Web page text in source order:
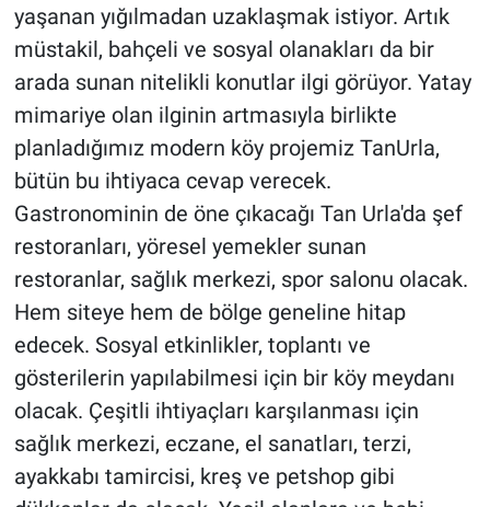
yaşanan yığılmadan uzaklaşmak istiyor. Artık
müstakil, bahçeli ve sosyal olanakları da bir
arada sunan nitelikli konutlar ilgi görüyor. Yatay
mimariye olan ilginin artmasıyla birlikte
planladığımız modern köy projemiz TanUrla,
bütün bu ihtiyaca cevap verecek.
Gastronominin de öne çıkacağı Tan Urla'da şef
restoranları, yöresel yemekler sunan
restoranlar, sağlık merkezi, spor salonu olacak.
Hem siteye hem de bölge geneline hitap
edecek. Sosyal etkinlikler, toplantı ve
gösterilerin yapılabilmesi için bir köy meydanı
olacak. Çeşitli ihtiyaçları karşılanması için
sağlık merkezi, eczane, el sanatları, terzi,
ayakkabı tamircisi, kreş ve petshop gibi